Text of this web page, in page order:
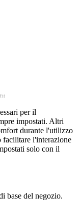
fit
per il
impostati. Altri
durante l'utilizzo
facilitare l'interazione
solo con il
base del negozio.